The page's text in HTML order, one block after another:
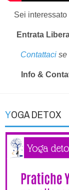
Sei
Entrata
Contattacise
Info &
YOGA DETOX